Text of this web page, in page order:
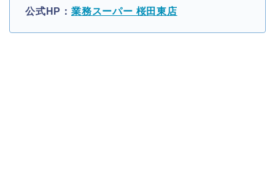
公式HP： 業務スーパー 桜田東店